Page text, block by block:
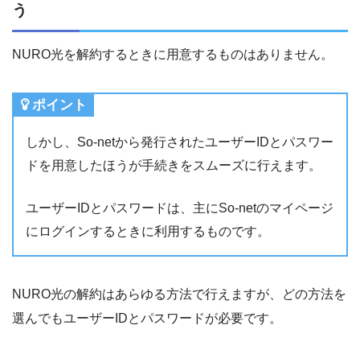
う
NURO光を解約するときに用意するものはありません。
ポイント
しかし、So-netから発行されたユーザーIDとパスワー
ドを用意したほうが手続きをスムーズに行えます。
ユーザーIDとパスワードは、主にSo-netのマイページ
にログインするときに利用するものです。
NURO光の解約はあらゆる方法で行えますが、どの方法を
選んでもユーザーIDとパスワードが必要です。